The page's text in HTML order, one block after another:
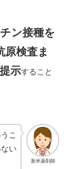
ン接種を
原検査ま
示すること
新米薬剤師
こ
い